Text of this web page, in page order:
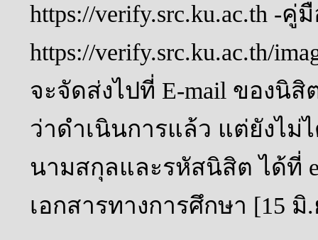
https://verify.src.ku.ac.th -คู่
https://verify.src.ku.ac.th/
จะจัดส่งไปที่ E-mail ของนิ
ว่าดำเนินการแล้ว แต่ยังไม่
นามสกุลและรหัสนิสิต ได้ที่ e-
เอกสารทางการศึกษา [15 มิ.